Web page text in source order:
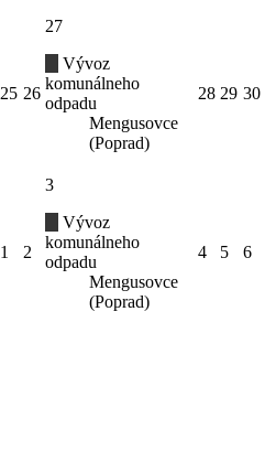
25 26
27
Vývoz
komunálneho
odpadu
Mengusovce
(Poprad)
28 29 30
1 2
3
Vývoz
komunálneho
odpadu
Mengusovce
(Poprad)
4 5 6